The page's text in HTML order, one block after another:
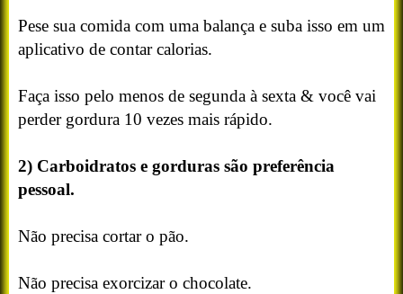
Pese sua comida com uma balança e suba isso em um
aplicativo de contar calorias.
Faça isso pelo menos de segunda à sexta & você vai
perder gordura 10 vezes mais rápido.
2) Carboidratos e gorduras são preferência
pessoal.
Não precisa cortar o pão.
Não precisa exorcizar o chocolate.